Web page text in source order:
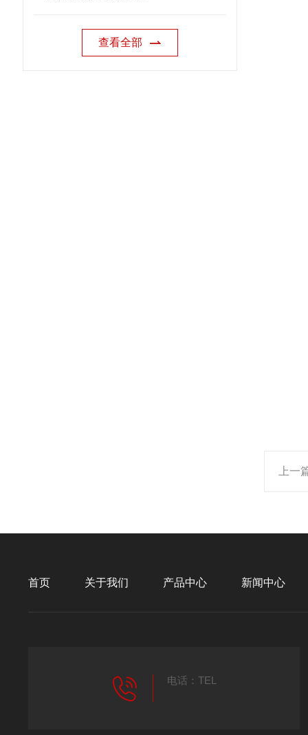
查看全部
上一
首页 关于我们 产品中心 新闻中心
电话：TEL